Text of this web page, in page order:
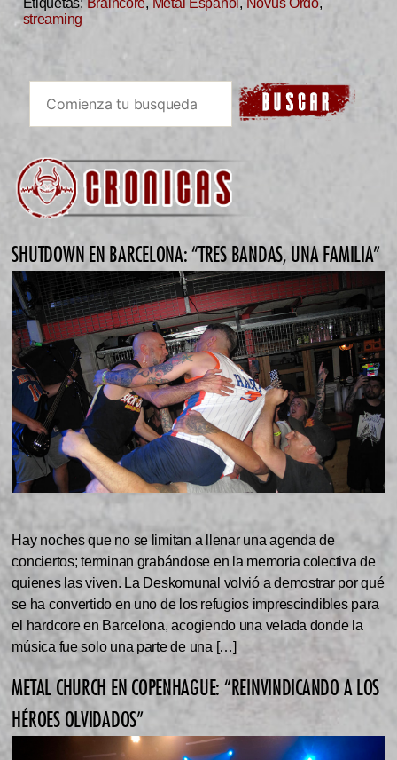
Etiquetas: Braincore, Metal Español , Novus Ordo,
streaming
SHUTDOWN EN BARCELONA: “TRES BANDAS, UNA FAMILIA”
Hay noches que no se limitan a llenar una agenda de
conciertos; terminan grabándose en la memoria colectiva de
quienes las viven. La Deskomunal volvió a demostrar por qué
se ha convertido en uno de los refugios imprescindibles para
el hardcore en Barcelona, acogiendo una velada donde la
música fue solo una parte de una […]
METAL CHURCH EN COPENHAGUE: “REINVINDICANDO A LOS
HÉROES OLVIDADOS”